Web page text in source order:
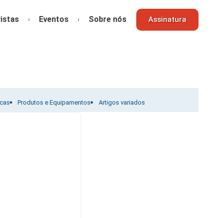
Eventos Sobre nós Assinatura
Produtos e Equipamentos Artigos variados